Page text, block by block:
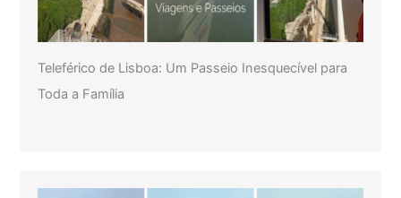
Teleférico de Lisboa: Um Passeio Inesquecível para
Toda a Família